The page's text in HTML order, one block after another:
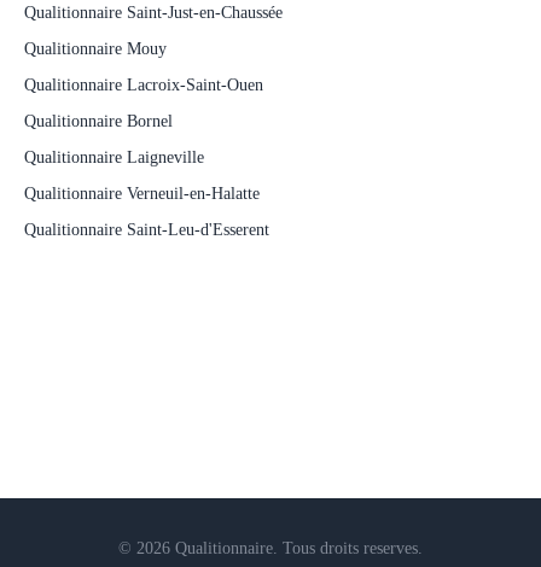
Qualitionnaire Saint-Just-en-Chaussée
Qualitionnaire Mouy
Qualitionnaire Lacroix-Saint-Ouen
Qualitionnaire Bornel
Qualitionnaire Laigneville
Qualitionnaire Verneuil-en-Halatte
Qualitionnaire Saint-Leu-d'Esserent
© 2026 Qualitionnaire. Tous droits reserves.